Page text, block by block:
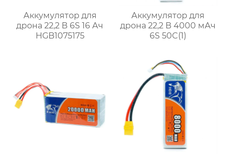
Аккумулятор для
дрона 22,2 В 6S 16 Ач
HGB1075175
Аккумулятор для
дрона 22,2 В 4000 мАч
6S 50C(1)